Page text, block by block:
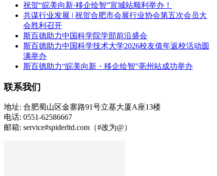
祝贺“皖美向新·移企绘智”宣城站顺利举办！
共谋行业发展 | 祝贺合肥市会展行业协会第五次会员大
会胜利召开
斯百德助力中国科学院学部前沿盛会
斯百德助力中国科学技术大学2026校友值年返校活动圆
满举办
斯百德助力“皖美向新・移企绘智”亳州站成功举办
联系我们
地址: 合肥蜀山区金寨路91号立基大厦A座13楼
电话: 0551-62586667
邮箱: service#spiderltd.com（#改为@）